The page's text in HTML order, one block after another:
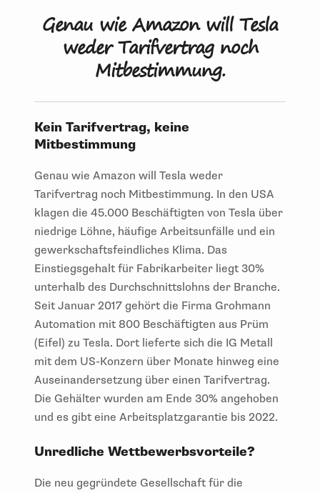
Genau wie Amazon will Tesla
weder Tarifvertrag noch
Mitbestimmung.
Kein Tarifvertrag, keine
Mitbestimmung
Genau wie Amazon will Tesla weder
Tarifvertrag noch Mitbestimmung. In den USA
klagen die 45.000 Beschäftigten von Tesla über
niedrige Löhne, häufige Arbeitsunfälle und ein
gewerkschaftsfeindliches Klima. Das
Einstiegsgehalt für Fabrikarbeiter liegt 30%
unterhalb des Durchschnittslohns der Branche.
Seit Januar 2017 gehört die Firma Grohmann
Automation mit 800 Beschäftigten aus Prüm
(Eifel) zu Tesla. Dort lieferte sich die IG Metall
mit dem US-Konzern über Monate hinweg eine
Auseinandersetzung über einen Tarifvertrag.
Die Gehälter wurden am Ende 30% angehoben
und es gibt eine Arbeitsplatzgarantie bis 2022.
Unredliche Wettbewerbsvorteile?
Die neu gegründete Gesellschaft für die